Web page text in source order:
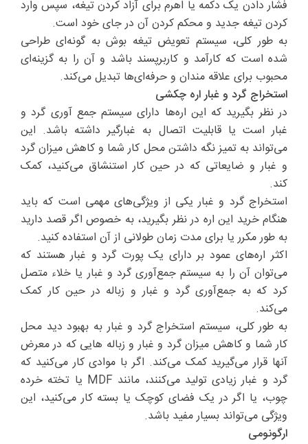
فشار دادن یک دکمه یا اهرم برای آزاد کردن تیغه، سپس وارد
کردن تیغه جدید و محکم کردن آن در جای خود است.
به طور کلی، سیستم تعویض تیغه بوش به گونه‌ای طراحی
شده است که کارآمد و کاربرپسند باشد و آن را به گزینه‌ای
محبوب برای علاقه مندان و حرفه‌ای‌ها تبدیل می‌کند.
استخراج گرد و غبار اره چکشی
در نظر بگیرید که این اره‌ها دارای سیستم جمع آوری گرد و
غبار است یا قابلیت اتصال به غبارگیر داشته باشد. این
می‌تواند به تمیز نگه داشتن محل کار شما و کاهش میزان گرد
و غبار و ضایعاتی که در حین کار استنشاق می‌کنید، کمک
کند.
استخراج گرد و غبار یکی از ویژگی‌های مهمی است که باید
هنگام خرید این اره در نظر بگیرید، به خصوص اگر قصد دارید
به طور مکرر یا برای مدت زمان طولانی از آن استفاده کنید.
اکثر اره‌های عمود بر دارای یک پورت گرد و غبار هستند که
می‌توان آن را به سیستم جمع‌آوری گرد و غبار یا خلاء متصل
کرد که به جمع‌آوری گرد و غبار و زباله در حین کار کمک
می‌کند.
به طور کلی، سیستم استخراج گرد و غبار به بهبود دید محل
کار شما و کاهش میزان گرد و غبار و زباله هایی که در معرض
آنها قرار می‌گیرید کمک می‌کند. اگر با موادی کار می‌کنید که
گرد و غبار زیادی تولید می‌کنند، مانند MDF یا تخته خرده
چوب، یا اگر در یک فضای کوچک یا بسته کار می‌کنید، این
ویژگی می‌تواند بسیار مفید باشد.
ارگونومی